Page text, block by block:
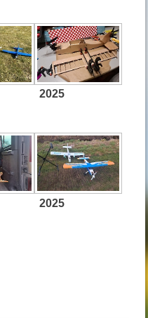
2025
2025